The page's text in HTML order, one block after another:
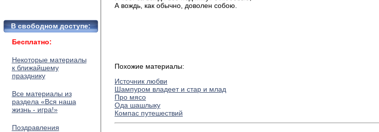
В свободном доступе:
Бесплатно:
Некоторые материалы
к ближайшему
празднику
Все материалы из
раздела «Вся наша
жизнь - игра!»
Поздравления
А вождь, как обычно, доволен собою.
Похожие материалы:
Источник любви
Шампуром владеет и стар и млад
Про мясо
Ода шашлыку
Компас путешествий